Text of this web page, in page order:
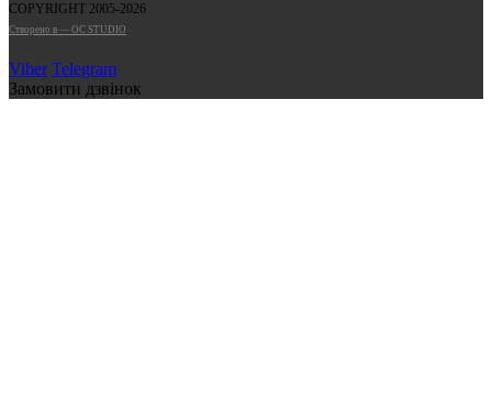
COPYRIGHT 2005-2026
Cтворено в — OC STUDIO
Viber Telegram
Замовити дзвінок